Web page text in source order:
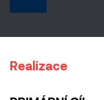
Realizace